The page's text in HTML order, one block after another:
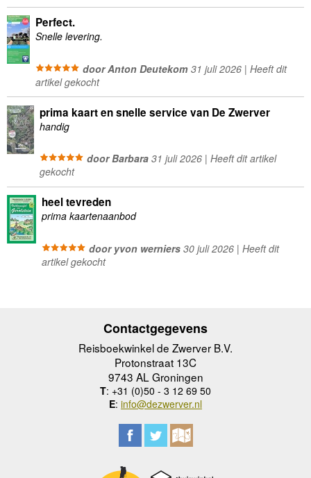
Perfect.
Snelle levering.
door Anton Deutekom31 juli 2026 | Heeft dit
artikel gekocht
prima kaart en snelle service van De Zwerver
handig
door Barbara31 juli 2026 | Heeft dit artikel
gekocht
heel tevreden
prima kaartenaanbod
door yvon werniers30 juli 2026 | Heeft dit
artikel gekocht
Contactgegevens
Reisboekwinkel de Zwerver B.V.
Protonstraat 13C
9743 AL Groningen
T: +31 (0)50 - 3 12 69 50
E: info@dezwerver.nl